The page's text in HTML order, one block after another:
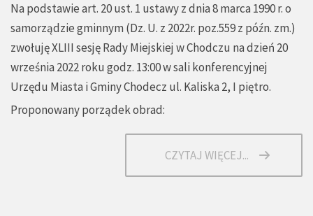
Na podstawie art. 20 ust. 1 ustawy z dnia 8 marca 1990 r. o
samorządzie gminnym (Dz. U. z 2022r. poz.559 z późn. zm.)
zwołuję XLIII sesję Rady Miejskiej w Chodczu na dzień 20
września 2022 roku godz. 13:00 w sali konferencyjnej
Urzędu Miasta i Gminy Chodecz ul. Kaliska 2, I piętro.
Proponowany porządek obrad:
CZYTAJ WIĘCEJ...